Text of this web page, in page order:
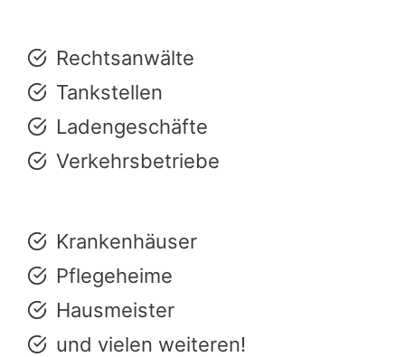
Rechtsanwälte
Tankstellen
Ladengeschäfte
Verkehrsbetriebe
Krankenhäuser
Pflegeheime
Hausmeister
und vielen weiteren!